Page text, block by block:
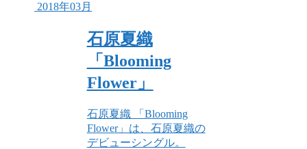
2018年03月
石原夏織
「Blooming
Flower」
石原夏織 「Blooming
Flower」は、石原夏織の
デビューシングル。